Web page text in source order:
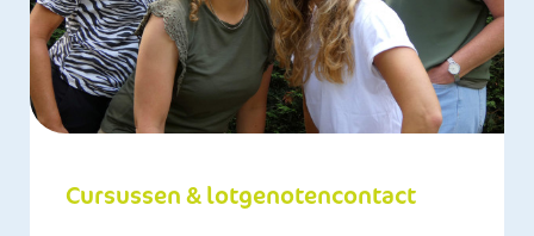
Cursussen & lotgenotencontact